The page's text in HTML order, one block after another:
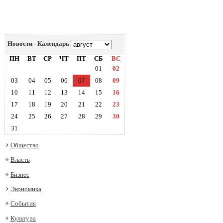
Новости - Календарь
ПН
ВТ СР ЧТ ПТ СБ
ВС
01
02
03
04 05 06 07 08
09
10
11 12 13 14 15
16
17
18 19 20 21 22
23
24
25 26 27 28 29
30
31
Общество
Власть
Бизнес
Экономика
События
Культура